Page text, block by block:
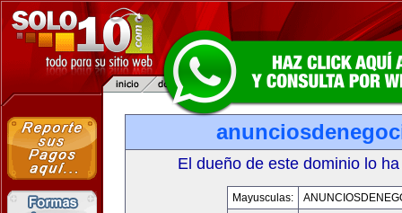
El dueño de este dominio lo
Mayusculas: